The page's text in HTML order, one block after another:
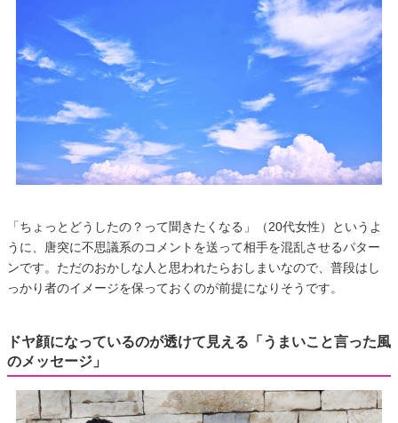
「ちょっとどうしたの？って聞きたくなる」（20代女性）というよ
うに、唐突に不思議系のコメントを送って相手を混乱させるパター
ンです。ただのおかしな人と思われたらおしまいなので、普段はし
っかり者のイメージを保っておくのが前提になりそうです。
ドヤ顔になっているのが透けて見える「うまいこと言った風
のメッセージ」